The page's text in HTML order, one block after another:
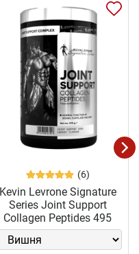
(6)
Kevin Levrone Signature
Series Joint Support
Collagen Peptides 495
грам